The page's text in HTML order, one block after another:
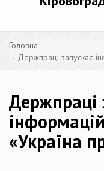
Головна
Держпраці запускає
Держпраці
«Україна